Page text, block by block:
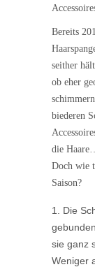
Bereits
seither
ob eher
biederen
die Haare…
Doch wie
Saison?
Die
sie ganz
Weniger